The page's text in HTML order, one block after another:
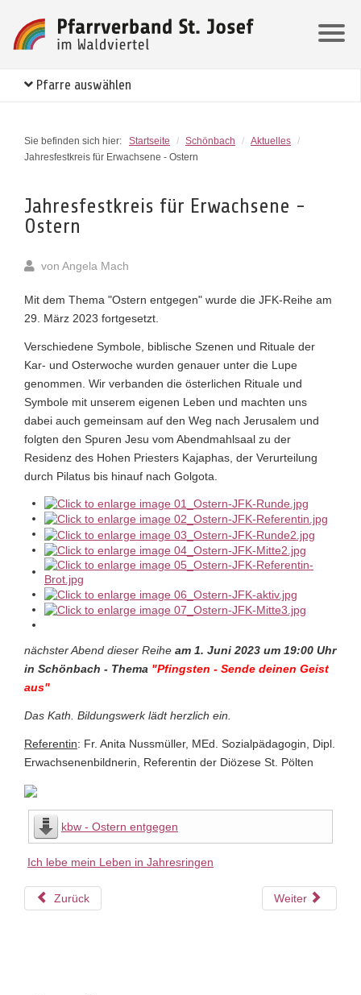
Pfarre auswählen
Sie befinden sich hier: Startseite / Schönbach / Aktuelles
/
Jahresfestkreis für Erwachsene - Ostern
Jahresfestkreis für Erwachsene -
Ostern
von Angela Mach
Mit dem Thema "Ostern entgegen" wurde die JFK-Reihe am
29. März 2023 fortgesetzt.
Verschiedene Symbole, biblische Szenen und Rituale der
Kar- und Osterwoche wurden genauer unter die Lupe
genommen. Wir verbanden die österlichen Rituale und
Symbole mit unserem eigenen Leben und machten uns
dabei auch gemeinsam auf den Weg nach Jerusalem und
folgten den Spuren Jesu vom Abendmahlsaal zu der
Residenz des Hohen Priesters Kajaphas, der Verurteilung
durch Pilatus bis hinauf nach Golgota.
nächster Abend dieser Reihe am 1. Juni 2023 um 19:00 Uhr
in Schönbach - Thema "Pfingsten - Sende deinen Geist
aus"
Das Kath. Bildungswerk lädt herzlich ein.
Referentin: Fr. Anita Nussmüller, MEd. Sozialpädagogin, Dipl.
Erwachsenenbildnerin, Referentin der Diözese St. Pölten
kbw - Ostern entgegen
Ich lebe mein Leben in Jahresringen
Zurück Weiter